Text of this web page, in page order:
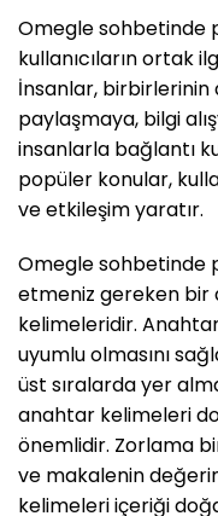
Omegle sohbetinde
kullanıcıların ortak
İnsanlar,
paylaşmaya, bilgi
insanlarla bağlantı
popüler konular,
ve etkileşim yaratır.
Omegle sohbetinde
etmeniz gereken
kelimeleridir.
uyumlu olmasını
üst sıralarda yer
anahtar kelimeleri
önemlidir. Zorlama
ve makalenin
kelimeleri içeriği